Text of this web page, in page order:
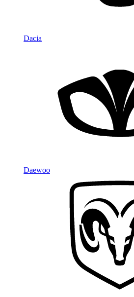
Dacia
Daewoo